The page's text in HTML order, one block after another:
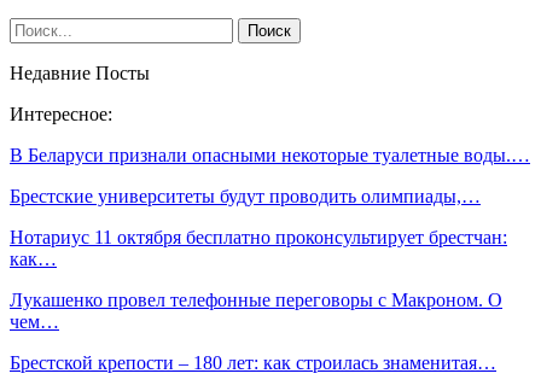
Недавние Посты
Интересное:
В Беларуси признали опасными некоторые туалетные воды.…
Брестские университеты будут проводить олимпиады,…
Нотариус 11 октября бесплатно проконсультирует брестчан:
как…
Лукашенко провел телефонные переговоры с Макроном. О
чем…
Брестской крепости – 180 лет: как строилась знаменитая…